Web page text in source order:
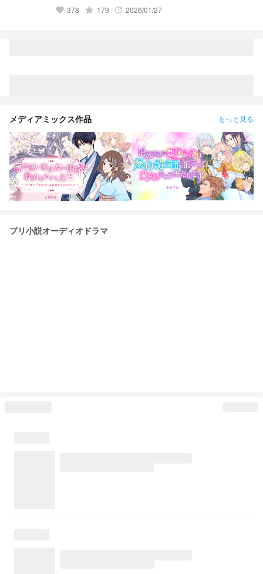
ー 「crptって“裏の世界”と”表の世界“を繋ぐ架け橋なんだっ
favorite 378 grade 179 update 2026/01/27
メディアミックス作品 もっと見る
プリ小説オーディオドラマ